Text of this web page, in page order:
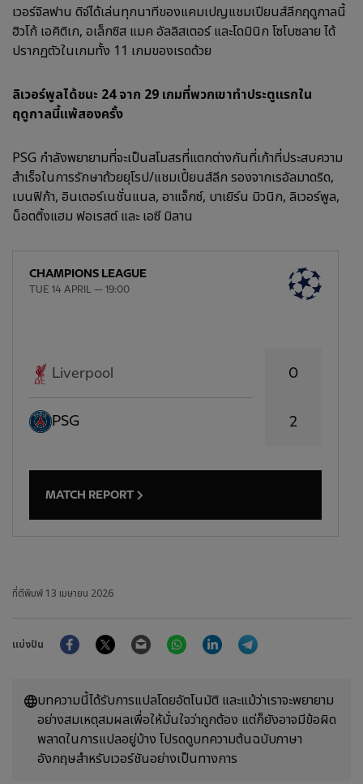
เวอร์จิลฟาน ดิจ์ได้เล่นทุกนาทีของแคมเปญแชมเปียนส์ลีกฤดูกาลนี้
ฮิวโก้ เอคิติเก, อเล็กซิส แมค อัลลิสเตอร์ และโดมินิก โซโบซลาย ได้
ปรากฏตัวในเกมทั้ง 11 เกมของเรดด้วย
ลิเวอร์พูลได้ชนะ 24 จาก 29 เกมที่พวกเขาทำประตูแรกใน
ฤดูกาลนี้แพ้สองครั้ง
PSG กำลังพยายามที่จะเป็นสโมสรที่แตกต่างกันที่เก้าที่ประสบความ
สำเร็จในการรักษาถ้วยยุโรป/แชมเปี้ยนส์ลีก รองจากเรอัลมาดริด,
เบนฟิก้า, อินเตอร์เนชั่นแนล, อาแจ็กซ์, บาเยิร์น มิวนิก, ลิเวอร์พูล,
น็อตติ้งแฮม ฟอเรสต์ และ เอซี มิลาน
CHAMPIONS LEAGUE
TUE 14 APRIL — 19:00
Liverpool
PSG
0
2
MATCH REPORT
ที่ตีพิมพ์ 13 เมษายน 2026
แบ่งปัน
FacebookTwitter Email WhatsAppLinkedIn
บทความนี้ได้รับการแปลโดยอัตโนมัติ และแม้ว่าเราจะพยายาม
อย่างสมเหตุสมผลเพื่อให้มั่นใจว่าถูกต้อง แต่ก็ยังอาจมีข้อผิด
พลาดในการแปลอยู่บ้าง โปรดดูบทความต้นฉบับภาษา
อังกฤษสำหรับเวอร์ชันอย่างเป็นทางการ